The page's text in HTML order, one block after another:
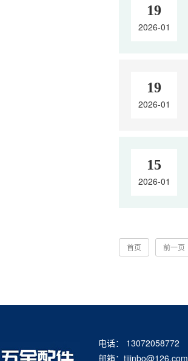
19
2026-01
19
2026-01
15
2026-01
首页 前一页
电话： 13072058772
邮箱：tjjinbo@126.com